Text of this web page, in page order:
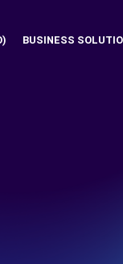
BUSINESS